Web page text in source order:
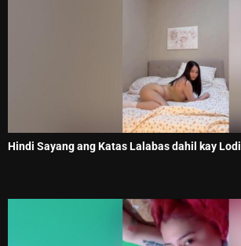
Hindi Sayang ang Katas Lalabas dahil kay Lodi